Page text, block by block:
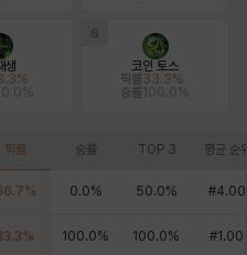
생
%
%
6
코인 토스
픽률
승률
33.3%
100.0%
픽률 승률 TOP 3 평균 순
% 0.0% 50.0% #4.00
% 100.0% 100.0% #1.00